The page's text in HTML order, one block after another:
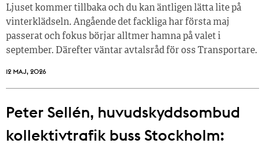
Ljuset kommer tillbaka och du kan äntligen lätta lite på
vinterklädseln. Angående det fackliga har första maj
passerat och fokus börjar alltmer hamna på valet i
september. Därefter väntar avtalsråd för oss Transportare.
12 MAJ, 2026
Peter Sellén, huvudskyddsombud
kollektivtrafik buss Stockholm: